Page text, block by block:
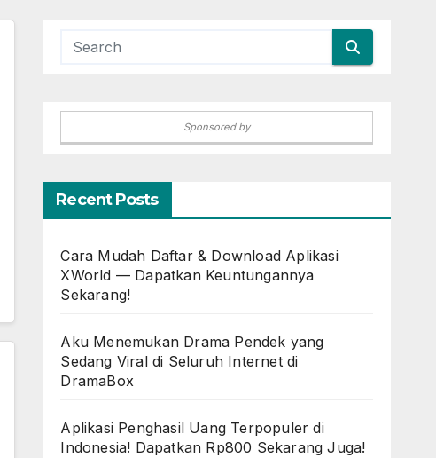
Sponsored by
Recent Posts
Cara Mudah Daftar & Download Aplikasi
XWorld — Dapatkan Keuntungannya
Sekarang!
Aku Menemukan Drama Pendek yang
Sedang Viral di Seluruh Internet di
DramaBox
Aplikasi Penghasil Uang Terpopuler di
Indonesia! Dapatkan Rp800 Sekarang Juga!